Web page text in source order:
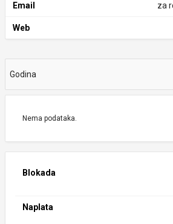
Email za
Web
Godina
Nema podataka.
Blokada
Naplata